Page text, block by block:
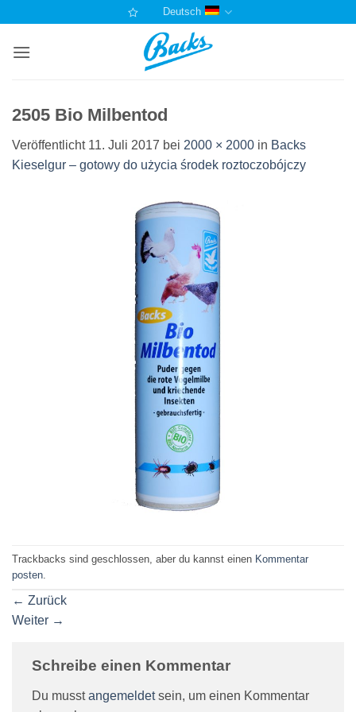
springen
Deutsch
2505 Bio Milbentod
Veröffentlicht 11. Juli 2017 bei 2000 × 2000 in Backs
Kieselgur – gotowy do użycia środek roztoczobójczy
Trackbacks sind geschlossen, aber du kannst einen Kommentar
posten
← Zurück
Weiter →
Schreibe einen Kommentar
Du musstangemeldetsein, um einen Kommentar